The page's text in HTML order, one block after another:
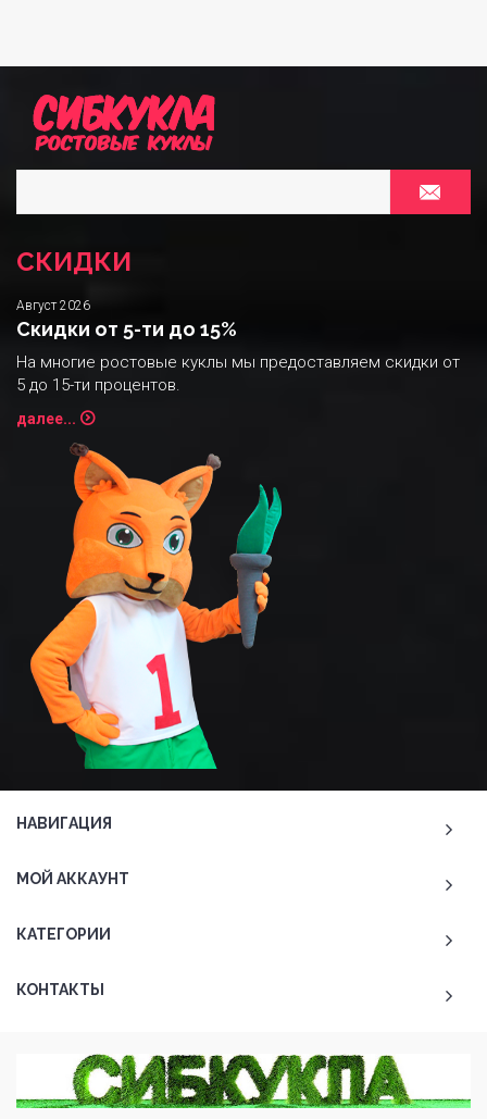
СКИДКИ
Август 2026
Скидки от 5-ти до 15%
На многие ростовые куклы мы предоставляем скидки от
5 до 15-ти процентов.
далее...
НАВИГАЦИЯ
МОЙ АККАУНТ
КАТЕГОРИИ
КОНТАКТЫ